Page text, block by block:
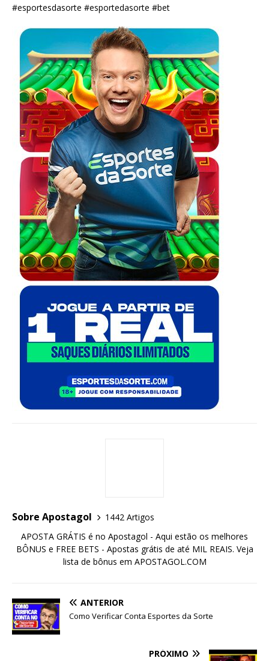
#esportesdasorte #esportedasorte #bet
Sobre Apostagol
1442 Artigos
APOSTA GRÁTIS é no Apostagol - Aqui estão os melhores
BÔNUS e FREE BETS - Apostas grátis de até MIL REAIS. Veja
lista de bônus em APOSTAGOL.COM
ANTERIOR
Como Verificar Conta Esportes da Sorte
PRÓXIMO